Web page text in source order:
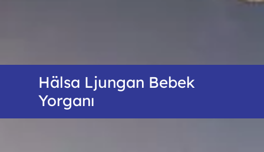
Hälsa Ljungan Bebek
Yorganı